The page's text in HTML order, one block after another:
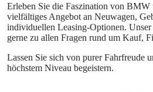
Erleben Sie die Faszination von BMW
vielfältiges Angebot an Neuwagen,
individuellen Leasing-Optionen. Unser
gerne zu allen Fragen rund um Kauf,
Lassen Sie sich von purer Fahrfreude
höchstem Niveau begeistern.